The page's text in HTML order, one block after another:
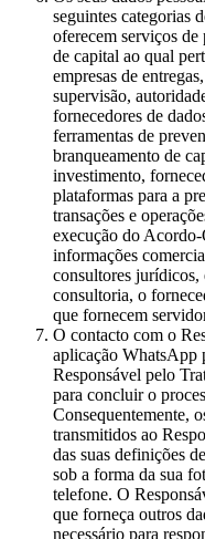
seguintes categorias
oferecem serviços de
de capital ao qual
empresas de
supervisão,
fornecedores de
ferramentas de
branqueamento de
investimento,
plataformas para a
transações e
execução do
informações
consultores jurídicos,
consultoria, o
que fornecem
O contacto com o
aplicação WhatsApp
Responsável pelo
para concluir o
Consequentemente,
transmitidos ao
das suas definições
sob a forma da sua
telefone. O
que forneça outros
necessário para